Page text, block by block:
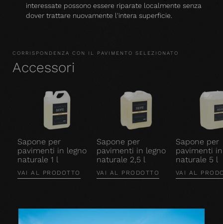
interessate possono essere riparate localmente senza
dover trattare nuovamente l'intera superficie.
CORRISPONDENZA CON IL PAVIMENTO SELEZIONATO
Accessori
Sapone per
pavimenti in legno
naturale 1 l
VAI AL PRODOTTO
Sapone per
pavimenti in legno
naturale 2,5 l
VAI AL PRODOTTO
Sapone per
pavimenti
naturale 5 l
VAI AL